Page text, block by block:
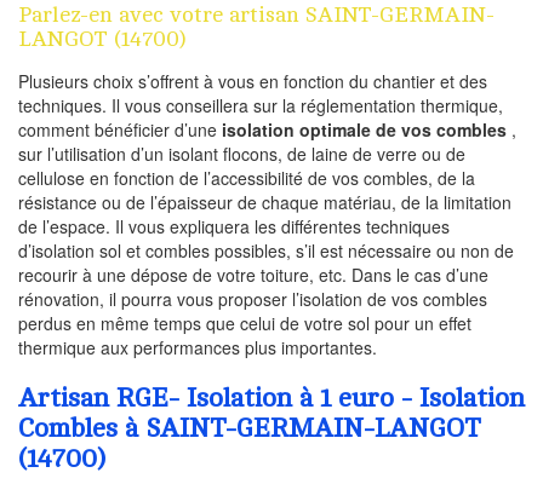
Parlez-en avec votre artisan SAINT-GERMAIN-
LANGOT (14700)
Plusieurs choix s’offrent à vous en fonction du chantier et des
techniques. Il vous conseillera sur la réglementation thermique,
comment bénéficier d’une isolation optimale de vos combles ,
sur l’utilisation d’un isolant flocons, de laine de verre ou de
cellulose en fonction de l’accessibilité de vos combles, de la
résistance ou de l’épaisseur de chaque matériau, de la limitation
de l’espace. Il vous expliquera les différentes techniques
d’isolation sol et combles possibles, s’il est nécessaire ou non de
recourir à une dépose de votre toiture, etc. Dans le cas d’une
rénovation, il pourra vous proposer l’isolation de vos combles
perdus en même temps que celui de votre sol pour un effet
thermique aux performances plus importantes.
Artisan RGE- Isolation à 1 euro - Isolation
Combles à SAINT-GERMAIN-LANGOT
(14700)